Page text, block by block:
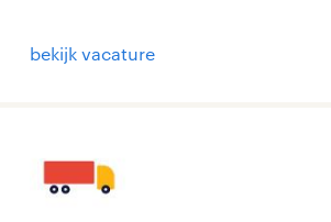
bekijk vacature